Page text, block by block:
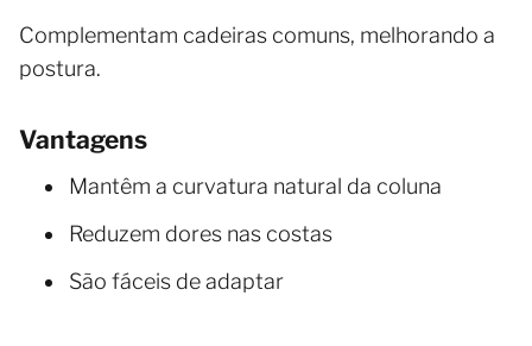
Complementam cadeiras comuns, melhorando a
postura.
Vantagens
Mantêm a curvatura natural da coluna
Reduzem dores nas costas
São fáceis de adaptar